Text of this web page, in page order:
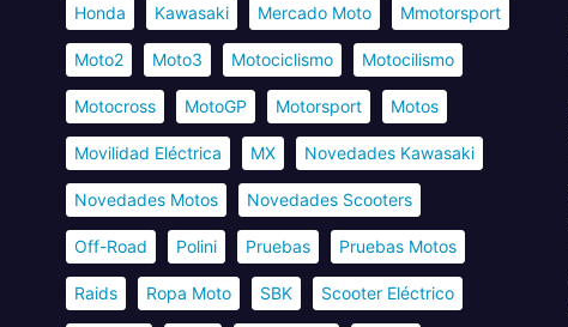
Honda Kawasaki Mercado Moto Mmotorsport
Moto2 Moto3 Motociclismo Motocilismo
Motocross MotoGP Motorsport Motos
Movilidad Eléctrica MX Novedades Kawasaki
Novedades Motos Novedades Scooters
Off-Road Polini Pruebas Pruebas Motos
Raids Ropa Moto SBK Scooter Eléctrico